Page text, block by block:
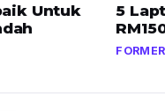
Untuk
5